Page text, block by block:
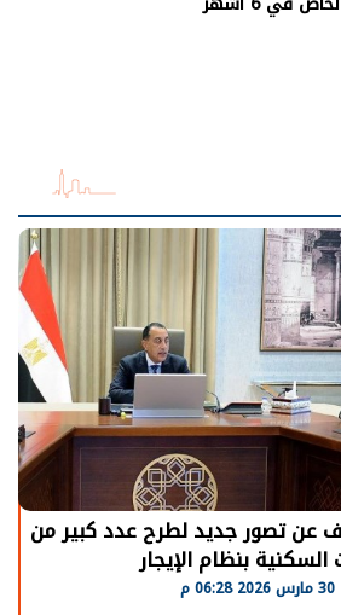
عن تصور جديد لطرح عدد كبير من
السكنية بنظام الإيجار